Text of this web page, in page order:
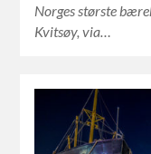
Norges største
Kvitsøy, via…